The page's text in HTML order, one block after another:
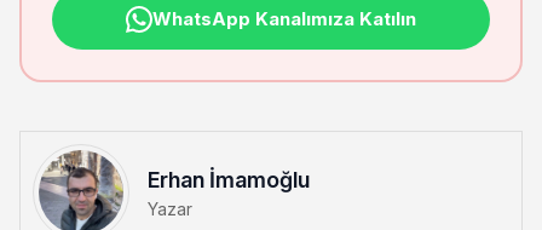
WhatsApp Kanalımıza Katılın
Erhan İmamoğlu
Yazar